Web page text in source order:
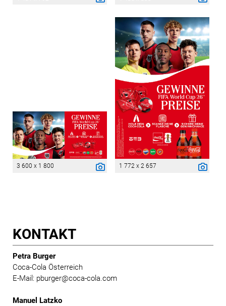
3 600 x 1 800 1 772 x 2 657
KONTAKT
Petra Burger
Coca-Cola Österreich
E-Mail: pburger@coca-cola.com
Manuel Latzko